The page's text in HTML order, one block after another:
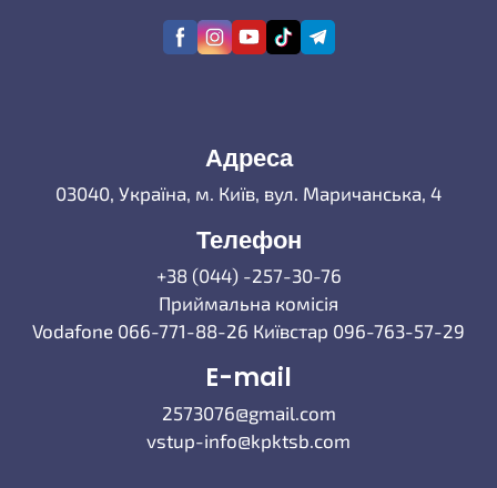
Адреса
03040, Україна, м. Київ, вул. Маричанська, 4
Телефон
+38 (044) -257-30-76
Приймальна комісія
Vodafone 066-771-88-26 Київстар 096-763-57-29
E-mail
2573076@gmail.com
vstup-info@kpktsb.com